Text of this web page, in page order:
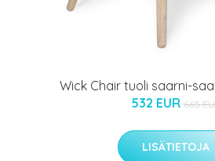
Wick Chair tuoli saarni-
532 EUR 665
LISÄTIETOJA